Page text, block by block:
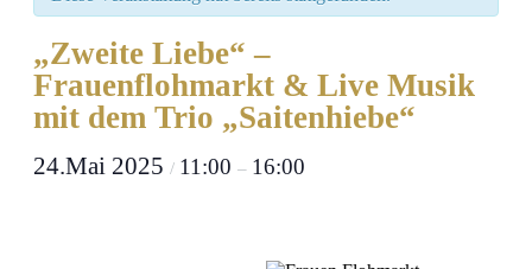
„Zweite Liebe“ –
Frauenflohmarkt & Live Musik
mit dem Trio „Saitenhiebe“
24.Mai 2025 / 11:00 – 16:00